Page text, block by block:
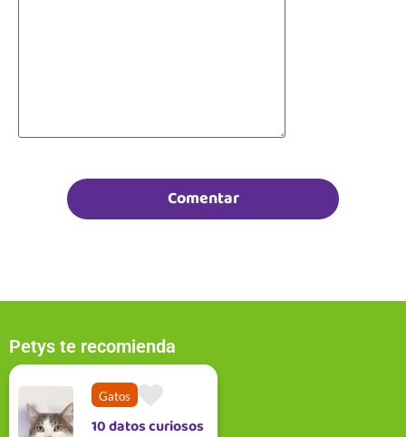
Petys te recomienda
Gatos
10 datos curiosos